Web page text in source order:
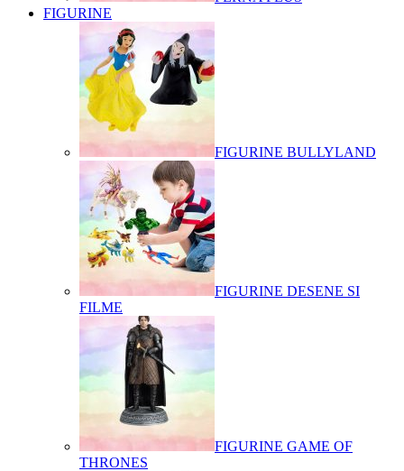
FIGURINE
FIGURINE BULLYLAND
FIGURINE DESENE SI
FILME
FIGURINE GAME OF
THRONES